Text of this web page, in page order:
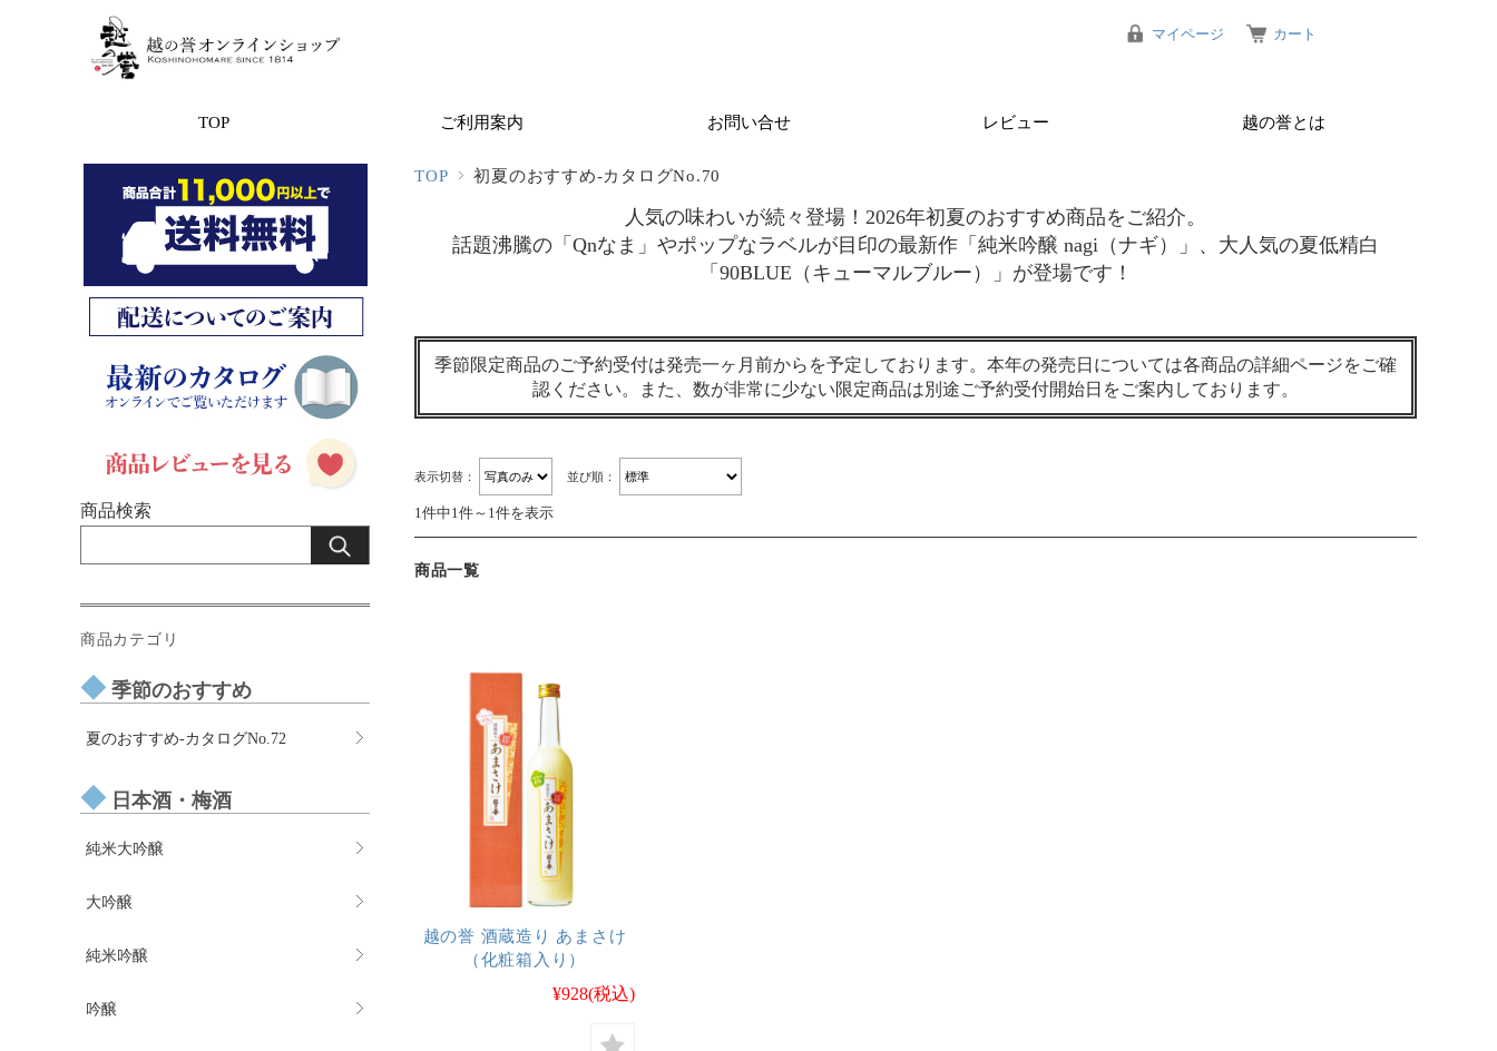
マイページ カート
TOP ご利用案内 お問い合せ レビュー 越の誉とは
TOP 初夏のおすすめ-カタログNo.70
人気の味わいが続々登場！2026年初夏のおすすめ商品をご紹介。
話題沸騰の「Qnなま」やポップなラベルが目印の最新作「純米吟醸 nagi（ナギ）」、大人気の夏低精白
「90BLUE（キューマルブルー）」が登場です！
季節限定商品のご予約受付は発売一ヶ月前からを予定しております。本年の発売日については各商品の詳細ページをご確
認ください。また、数が非常に少ない限定商品は別途ご予約受付開始日をご案内しております。
表示切替： 並び順：
1件中1件～1件を表示
商品一覧
越の誉 酒蔵造り あまさけ
（化粧箱入り）
¥928(税込)
商品検索
商品カテゴリ
季節のおすすめ
夏のおすすめ-カタログNo.72
日本酒・梅酒
純米大吟醸
大吟醸
純米吟醸
吟醸